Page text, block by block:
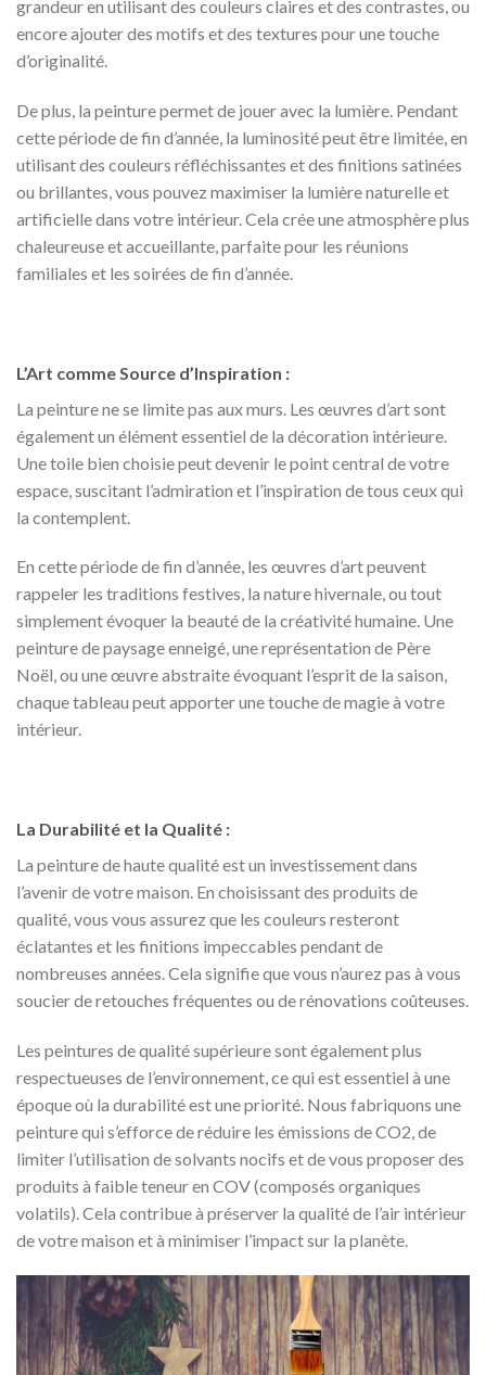
grandeur en utilisant des couleurs claires et des contrastes, ou
encore ajouter des motifs et des textures pour une touche
d’originalité.
De plus, la peinture permet de jouer avec la lumière. Pendant
cette période de fin d’année, la luminosité peut être limitée, en
utilisant des couleurs réfléchissantes et des finitions satinées
ou brillantes, vous pouvez maximiser la lumière naturelle et
artificielle dans votre intérieur. Cela crée une atmosphère plus
chaleureuse et accueillante, parfaite pour les réunions
familiales et les soirées de fin d’année.
L’Art comme Source d’Inspiration :
La peinture ne se limite pas aux murs. Les œuvres d’art sont
également un élément essentiel de la décoration intérieure.
Une toile bien choisie peut devenir le point central de votre
espace, suscitant l’admiration et l’inspiration de tous ceux qui
la contemplent.
En cette période de fin d’année, les œuvres d’art peuvent
rappeler les traditions festives, la nature hivernale, ou tout
simplement évoquer la beauté de la créativité humaine. Une
peinture de paysage enneigé, une représentation de Père
Noël, ou une œuvre abstraite évoquant l’esprit de la saison,
chaque tableau peut apporter une touche de magie à votre
intérieur.
La Durabilité et la Qualité :
La peinture de haute qualité est un investissement dans
l’avenir de votre maison. En choisissant des produits de
qualité, vous vous assurez que les couleurs resteront
éclatantes et les finitions impeccables pendant de
nombreuses années. Cela signifie que vous n’aurez pas à vous
soucier de retouches fréquentes ou de rénovations coûteuses.
Les peintures de qualité supérieure sont également plus
respectueuses de l’environnement, ce qui est essentiel à une
époque où la durabilité est une priorité. Nous fabriquons une
peinture qui s’efforce de réduire les émissions de CO2, de
limiter l’utilisation de solvants nocifs et de vous proposer des
produits à faible teneur en COV (composés organiques
volatils). Cela contribue à préserver la qualité de l’air intérieur
de votre maison et à minimiser l’impact sur la planète.